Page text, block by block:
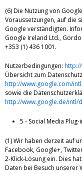
(6) Die Nutzung von
Voraussetzungen, auf die
Google verständigten.
Google Ireland Ltd.,
+353 (1) 436 1001.
Nutzerbedingungen:
Übersicht zum
http://www.google.com/
sowie die
http://www.google.de/intl/
5 - Social Media Plug-
(1) Wir haben derzeit auf
Facebook, Google+,
2-Klick-Lösung ein. Dies
Daten bei Besuch unserer